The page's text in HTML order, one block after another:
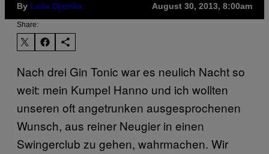
By Leila Djamila August 30, 2013, 8:00am
Share:
Nach drei Gin Tonic war es neulich Nacht so
weit: mein Kumpel Hanno und ich wollten
unseren oft angetrunken ausgesprochenen
Wunsch, aus reiner Neugier in einen
Swingerclub zu gehen, wahrmachen. Wir